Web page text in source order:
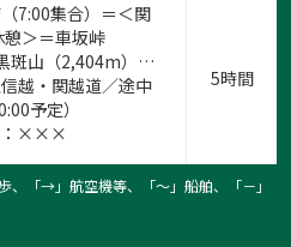
（7:00集合）＝＜関
＞＝車坂峠
斑山（2,404m）…
越・関越道／途中
予定）
：×××
5時間
、「→」航空機等、「〜」船舶、「－」